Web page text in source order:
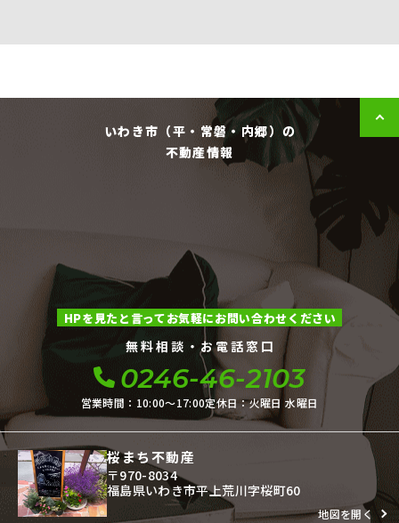
いわき市（平・常磐・内郷）の
不動産情報
HPを見たと言ってお気軽にお問い合わせください
無料相談・お電話窓口
0246-46-2103
営業時間：10:00〜17:00定休日：火曜日 水曜日
桜まち不動産
〒970-8034
福島県いわき市平上荒川字桜町60
地図を開く